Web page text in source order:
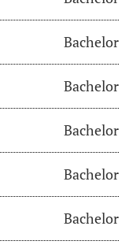
Bachelor
Bachelor
Bachelor
Bachelor
Bachelor